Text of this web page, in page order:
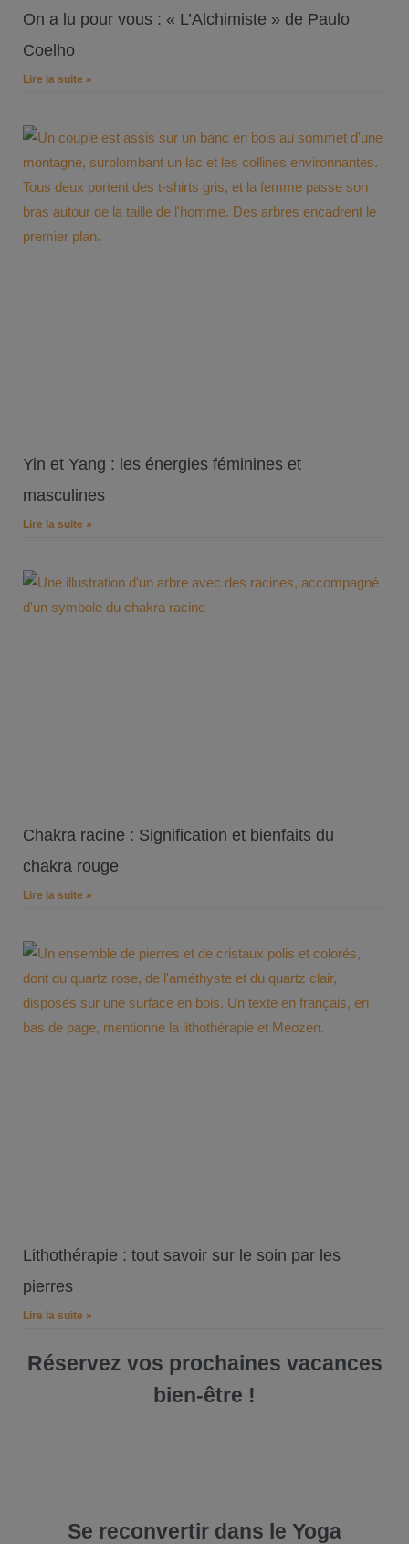
On a lu pour vous : « L’Alchimiste » de Paulo
Coelho
Lire la suite »
Yin et Yang : les énergies féminines et
masculines
Lire la suite »
Chakra racine : Signification et bienfaits du
chakra rouge
Lire la suite »
Lithothérapie : tout savoir sur le soin par les
pierres
Lire la suite »
Réservez vos prochaines vacances
bien-être !
Se reconvertir dans le Yoga